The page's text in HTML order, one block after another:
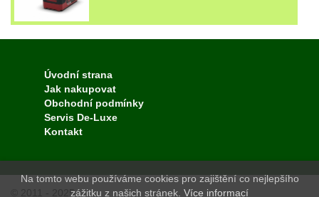
Úvodní strana
Jak nakupovat
Obchodní podmínky
Servis De-Luxe
Kontakt
© 2011 - 2025
Na tomto webu používáme cookies pro zajištění co nejlepšího
zážitku z našich stránek. Více informací